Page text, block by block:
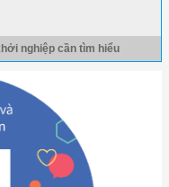
nghiệp cần tìm hiểu